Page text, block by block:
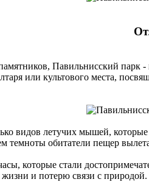
Павильнисский парк -
или культового места,
видов летучих мышей,
темноты обитатели пещер
которые стали
и потерю связи с природой.